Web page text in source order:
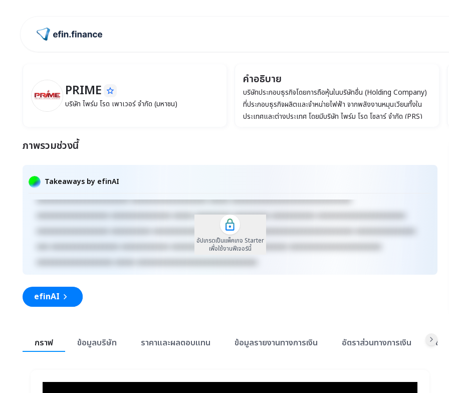
ไปหน้าแรก
PRIME บริษัท ไพร์ม โรด เพาเวอร์ จำกัด (มหาชน)
PRIME star_border
บริษัท ไพร์ม โรด เพาเวอร์ จำกัด (มหาชน)
คำอธิบาย
บริษัทประกอบธุรกิจโดยการถือหุ้นในบริษัทอื่น (Holding Company)
ที่ประกอบธุรกิจผลิตและจำหน่ายไฟฟ้า จากพลังงานหมุนเวียนทั้งใน
ประเทศและต่างประเทศ โดยมีบริษัท ไพร์ม โรด โซลาร์ จำกัด (PRS)
ภาพรวมช่วงนี้
Takeaways by efinAI
xxxxxxxxxxxxxxxxxxxxxxx xxxxxxxxxxxxxxxxxxx xxxxx xxxxxxxxxxxxxxxxxxxxxxxxxxxxxx
xxxxxxxxxxxxxxxxxx xxxxxxxxxxxxxxx xxxxx xxxxxxxxx xxxxxxxxx xxxxxxxxxxx xxxxxxxxxxxxxxxxxxxxxx
xxxxxxxxxxxxxxxxxx xxxxxxxxxx xxxxxxxxxxxxx xxxxxxxxxx xxxxxxxxxxxxxxxxxxxxxxxxxx xxxxxxxxxxxxxxx
xxx xxxxxxxxxxxxxxxxx xxxxxxxxxxxx xxxxxxxxx xxxxxxxxxxx xxxxxxxx xxxxxxxxxxxxxxxxxxxxxxx
xxxxxxxxxxxxxxxxxxx xxxxx xxxxxxxxxxxxxxxxxxxxxxxxxxxxxx
อัปเกรดเป็นแพ็คเกจ Starter
เพื่อใช้งานฟีเจอร์นี้
efinAI
กราฟ
ข้อมูลบริษัท ราคาและผลตอบแทน ข้อมูลรายงานทางการเงิน อัตราส่วนทางการเงิน ข้อ